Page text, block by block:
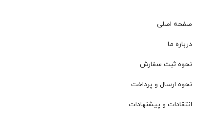
صفحه اصلی
درباره ما
نحوه ثبت سفارش
نحوه ارسال و پرداخت
انتقادات و پیشنهادات